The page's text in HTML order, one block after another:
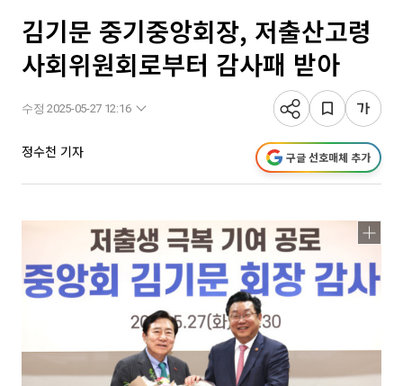
김기문 중기중앙회장, 저출산고령
사회위원회로부터 감사패 받아
수정 2025-05-27 12:16
정수천 기자 구글 선호매체 추가